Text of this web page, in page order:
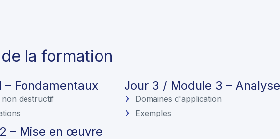
la formation
– Fondamentaux
destructif
– Mise en œuvre
Jour 3 / Module 3 – Analyse
Domaines d'application
Exemples